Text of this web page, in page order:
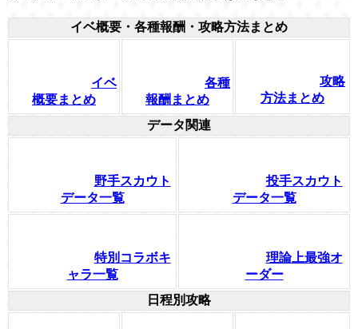
イベ概要・各種報酬・攻略方法まとめ
イベ
概要まとめ
各種
報酬まとめ
攻略
方法まとめ
データ関連
野手スカウト
データ一覧
投手スカウト
データ一覧
特別コラボキ
ャラ一覧
理論上最強オ
ーダー
日程別攻略